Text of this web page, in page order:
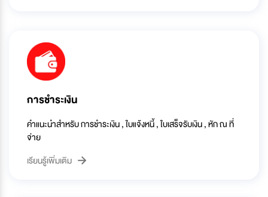
การชำระเงิน
คำแนะนำสำหรับ การชำระเงิน , ใบแจ้งหนี้ , ใบเสร็จรับเงิน , หัก ณ ที่
จ่าย
เรียนรู้เพิ่มเติม